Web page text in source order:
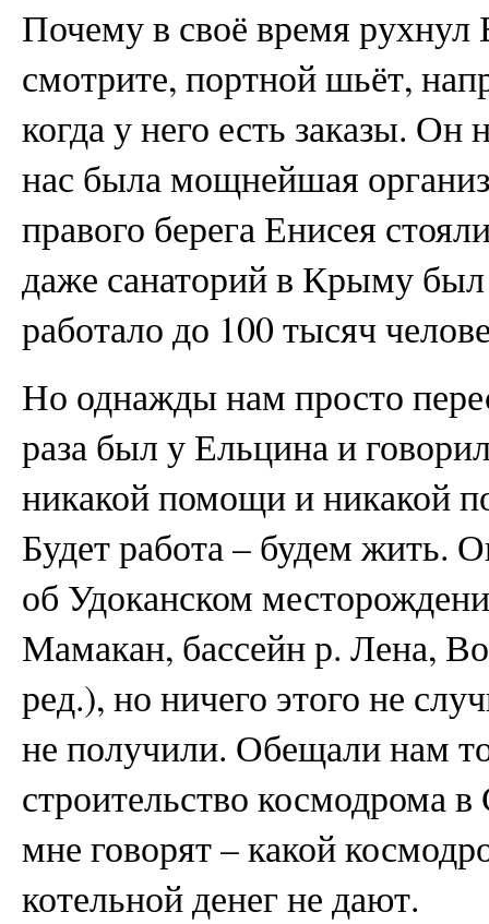
Почему в своё время рухнул
смотрите, портной шьёт,
когда у него есть заказы.
нас была мощнейшая
правого берега Енисея
даже санаторий в Крыму был
работало до 100 тысяч
Но однажды нам просто
раза был у Ельцина и
никакой помощи и никакой
Будет работа – будем жить.
об Удоканском
Мамакан, бассейн р. Лена,
ред.), но ничего этого не
не получили. Обещали нам
строительство космодрома
мне говорят – какой
котельной денег не дают.